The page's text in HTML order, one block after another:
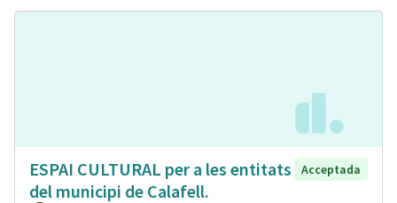
ESPAI CULTURAL per a les entitats
del municipi de Calafell.
Acceptada